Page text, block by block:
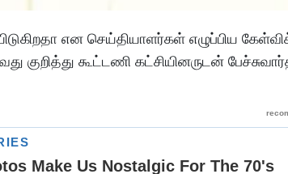
என செய்தியாளர்கள் எழுப்பிய
குறித்து கூட்டணி கட்சியினருடன்